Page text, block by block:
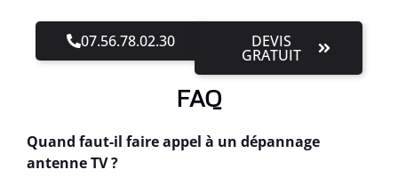
07.56.78.02.30 DEVIS
GRATUIT
FAQ
Quand faut-il faire appel à un dépannage
antenne TV ?